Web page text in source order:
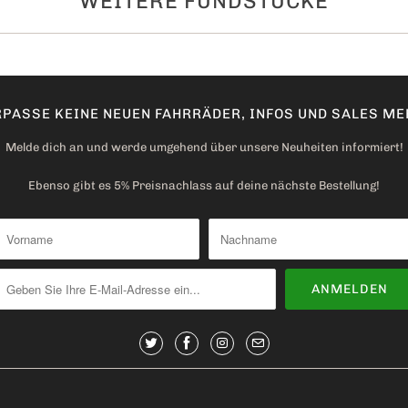
u
k
v
f
ü
g
KEINE NEUEN FAHRRÄDER, INFOS UND SALES
Melde dich an und werde umgehend über unsere Neuheiten informiert!
Ebenso gibt es 5% Preisnachlass auf deine nächste Bestellung!